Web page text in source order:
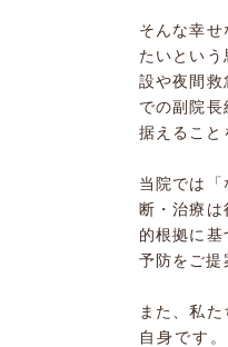
そんな幸せ
たいとい
設や夜間救
での副院
据えること
当院では
断・治療
的根拠に基
予防をご提
また、私
自身です